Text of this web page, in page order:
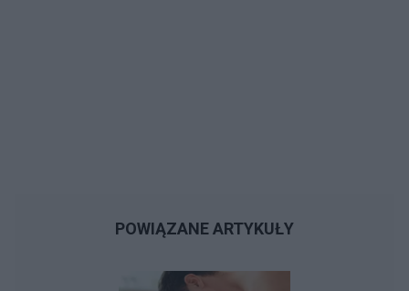
POWIĄZANE ARTYKUŁY